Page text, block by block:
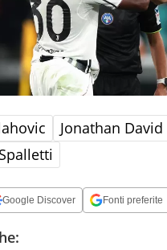
Jonathan David
Google Discover Fonti preferite